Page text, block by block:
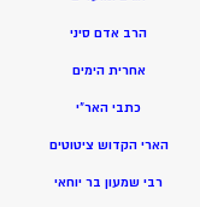
הרב אדם סיני
אחרית הימים
כתבי האר”י
הארי הקדוש ציטוטים
רבי שמעון בר יוחאי